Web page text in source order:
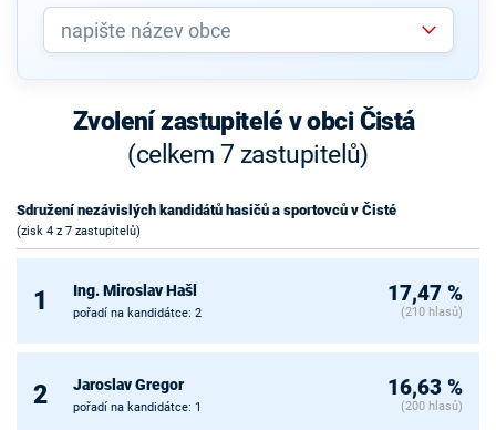
Zvolení zastupitelé v obci Čistá
(celkem 7 zastupitelů)
Sdružení nezávislých kandidátů hasičů a sportovců v Čisté
(zisk 4 z 7 zastupitelů)
1 Ing. Miroslav Hašl
pořadí na kandidátce: 2
17,47 %
(210 hlasů)
2 Jaroslav Gregor
pořadí na kandidátce: 1
16,63 %
(200 hlasů)